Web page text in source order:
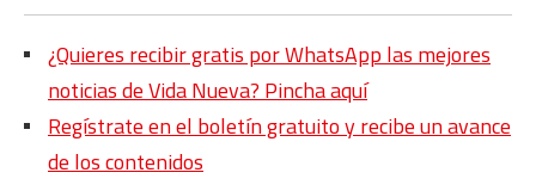
¿Quieres recibir gratis por WhatsApp las mejores
noticias de Vida Nueva? Pincha aquí
Regístrate en el boletín gratuito y recibe un avance
de los contenidos